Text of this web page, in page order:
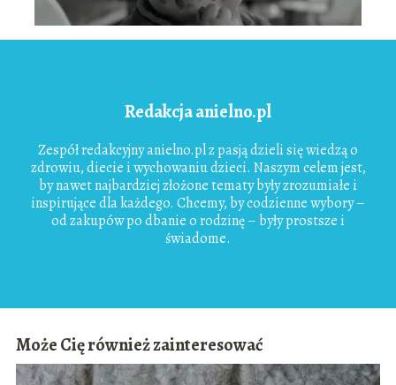
Redakcja anielno.pl
Zespół redakcyjny anielno.pl z pasją dzieli się wiedzą o
zdrowiu, diecie i wychowaniu dzieci. Naszym celem jest,
by nawet najbardziej złożone tematy były zrozumiałe i
inspirujące dla każdego. Chcemy, by codzienne wybory –
od zakupów po dbanie o rodzinę – były prostsze i
świadome.
Może Cię również zainteresować